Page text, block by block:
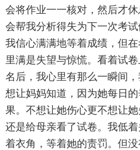
会将作业一一核对，然后才
会帮我分析得失为下一次考
我信心满满地等着成绩，但
里满是失望与惊慌。看着试
名后，我心里有那么一瞬间
想让妈妈知道，因为她每日
果。不想让她伤心更不想让
还是给母亲看了试卷。我低
着衣角，等着她的责罚。但